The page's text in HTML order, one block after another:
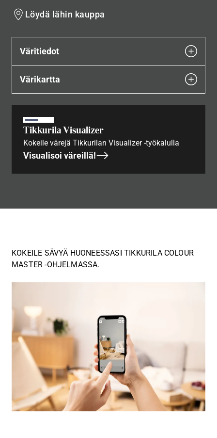
Löydä lähin kauppa
Väritiedot
Värikartta
Tikkurila Visualizer
Kokeile värejä Tikkurilan Visualizer -työkalulla
Visualisoi väreillä!
KOKEILE SÄVYÄ HUONEESSASI TIKKURILA COLOUR
MASTER -OHJELMASSA.